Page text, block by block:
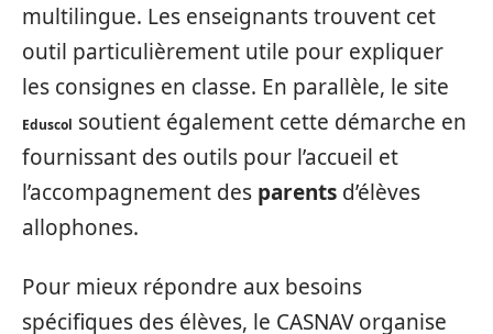
multilingue. Les enseignants trouvent cet
outil particulièrement utile pour expliquer
les consignes en classe. En parallèle, le site
Eduscol soutient également cette démarche en
fournissant des outils pour l’accueil et
l’accompagnement des parents d’élèves
allophones.
Pour mieux répondre aux besoins
spécifiques des élèves, le CASNAV organise